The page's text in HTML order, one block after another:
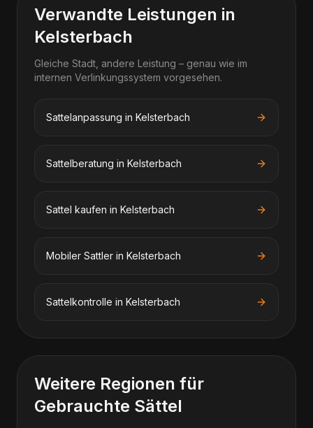
Verwandte Leistungen in
Kelsterbach
Gleiche Stadt, andere Leistung – genau wie im
internen Verlinkungssystem vorgesehen.
Sattelanpassung in Kelsterbach
Sattelberatung in Kelsterbach
Sattel kaufen in Kelsterbach
Mobiler Sattler in Kelsterbach
Sattelkontrolle in Kelsterbach
Weitere Regionen für
Gebrauchte Sättel